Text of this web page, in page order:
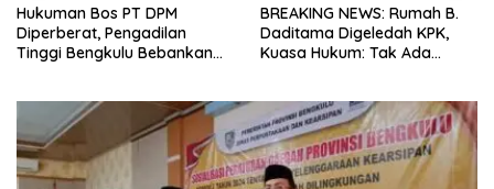
Hukuman Bos PT DPM
Diperberat, Pengadilan
Tinggi Bengkulu Bebankan
BREAKING NEWS: Rumah B.
Daditama Digeledah KPK,
Kuasa Hukum: Tak Ada